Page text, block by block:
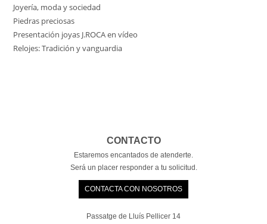
Joyería, moda y sociedad
Piedras preciosas
Presentación joyas J.ROCA en vídeo
Relojes: Tradición y vanguardia
CONTACTO
Estaremos encantados de atenderte.
Será un placer responder a tu solicitud.
CONTACTA CON NOSOTROS
Passatge de Lluís Pellicer 14